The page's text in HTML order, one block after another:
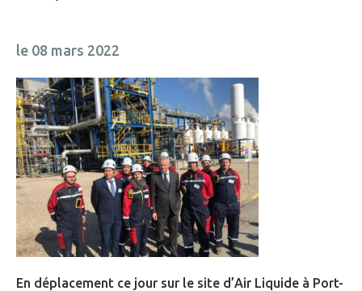
le 08 mars 2022
En déplacement ce jour sur le site d’Air Liquide à Port-